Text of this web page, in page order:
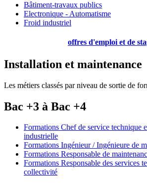
Bâtiment-travaux publics
Electronique - Automatisme
Froid industriel
offres d'emploi et de
Installation et maintenance
Les métiers classés par niveau de sortie de
Bac +3 à Bac +4
Formations Chef de service technique
industrielle
Formations Ingénieur / Ingénieure de
Formations Responsable de
Formations Responsable des services
collectivité